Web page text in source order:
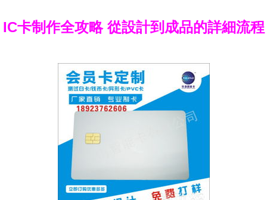
IC卡制作全攻略 從設計到成品的詳細流程